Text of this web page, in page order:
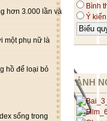
Bình
Ý
ẢNH
hơn 3.000 lần và
một phụ nữ là
hồ để loại bỏ
sống trong